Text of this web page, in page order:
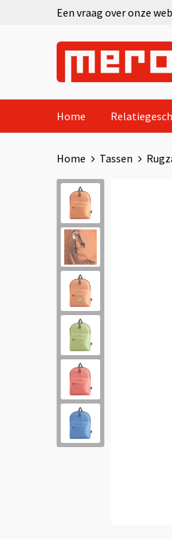
Een vraag over onze
Home
Home Tassen